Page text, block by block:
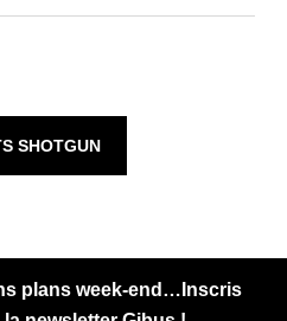
SHOTGUN
plans week-end…Inscris